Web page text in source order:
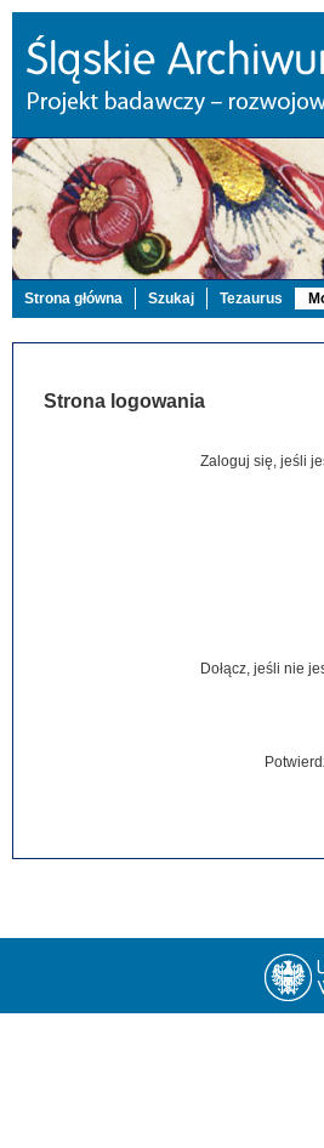
Strona główna Szukaj Tezaurus
Strona logowania
Zaloguj się, jeśli
Dołącz, jeśli nie